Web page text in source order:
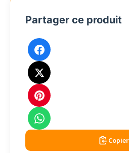
Partager ce produit
Copier